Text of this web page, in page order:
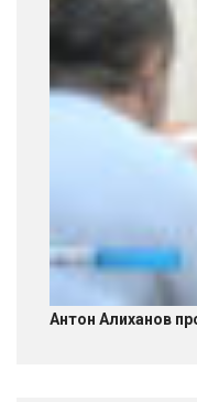
Антон Алиханов